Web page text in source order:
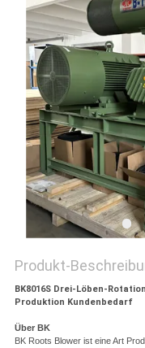
COMPANY
NEWS
SITEMAP
PRIVACY
POLICY
Produkt-
BK8016S Drei-Löben-
Produktion Kundenbedarf
Über BK
BK Roots Blower ist eine Art